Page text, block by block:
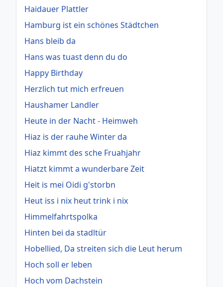
Haidauer Plattler
Hamburg ist ein schönes Städtchen
Hans bleib da
Hans was tuast denn du do
Happy Birthday
Herzlich tut mich erfreuen
Haushamer Landler
Heute in der Nacht - Heimweh
Hiaz is der rauhe Winter da
Hiaz kimmt des sche Fruahjahr
Hiatzt kimmt a wunderbare Zeit
Heit is mei Oidi g'storbn
Heut iss i nix heut trink i nix
Himmelfahrtspolka
Hinten bei da stadltür
Hobellied, Da streiten sich die Leut herum
Hoch soll er leben
Hoch vom Dachstein